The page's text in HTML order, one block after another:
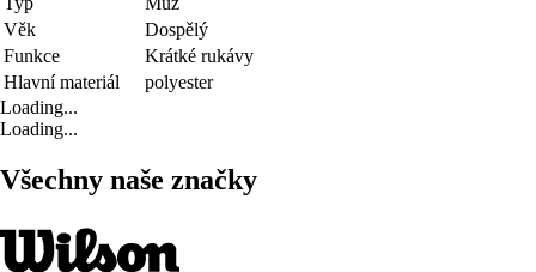
Věk
Dospělý
Funkce
Krátké rukávy
Hlavní materiál
polyester
Loading...
Loading...
Všechny naše značky